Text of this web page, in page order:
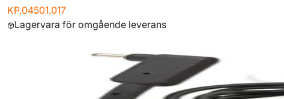
KP.04501.017
Lagervara för omgående leverans